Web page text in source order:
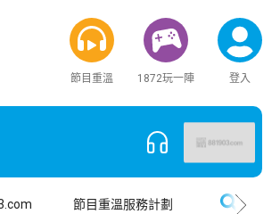
節目重溫 1872玩一陣 登入
節目重溫服務計劃